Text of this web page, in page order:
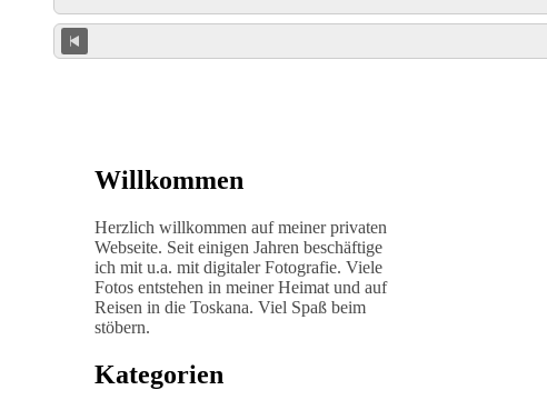
Willkommen
Herzlich willkommen auf meiner privaten
Webseite. Seit einigen Jahren beschäftige
ich mit u.a. mit digitaler Fotografie. Viele
Fotos entstehen in meiner Heimat und auf
Reisen in die Toskana. Viel Spaß beim
stöbern.
Kategorien